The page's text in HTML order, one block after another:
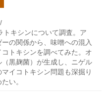
トキシンについて調査。ア
の関係から、味噌への混入
トキシンを調べてみた。オ
黒麹菌）が生成し、ニゲル
イコトキシン問題も深掘り
い。